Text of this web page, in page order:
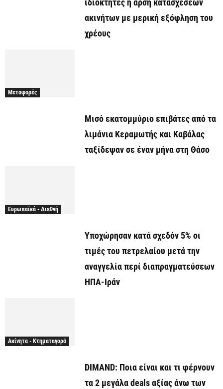
ιδιοκτήτες η άρση κατασχέσεων
ακινήτων με μερική εξόφληση του
χρέους
Μεταφορές
Μισό εκατομμύριο επιβάτες από τα
λιμάνια Κεραμωτής και Καβάλας
ταξίδεψαν σε έναν μήνα στη Θάσο
Ευρωπαϊκά - Διεθνή
Υποχώρησαν κατά σχεδόν 5% οι
τιμές του πετρελαίου μετά την
αναγγελία περί διαπραγματεύσεων
ΗΠΑ-Ιράν
Ακίνητα - Κτηματαγορά
DIMAND: Ποια είναι και τι φέρνουν
τα 2 μεγάλα deals αξίας άνω των